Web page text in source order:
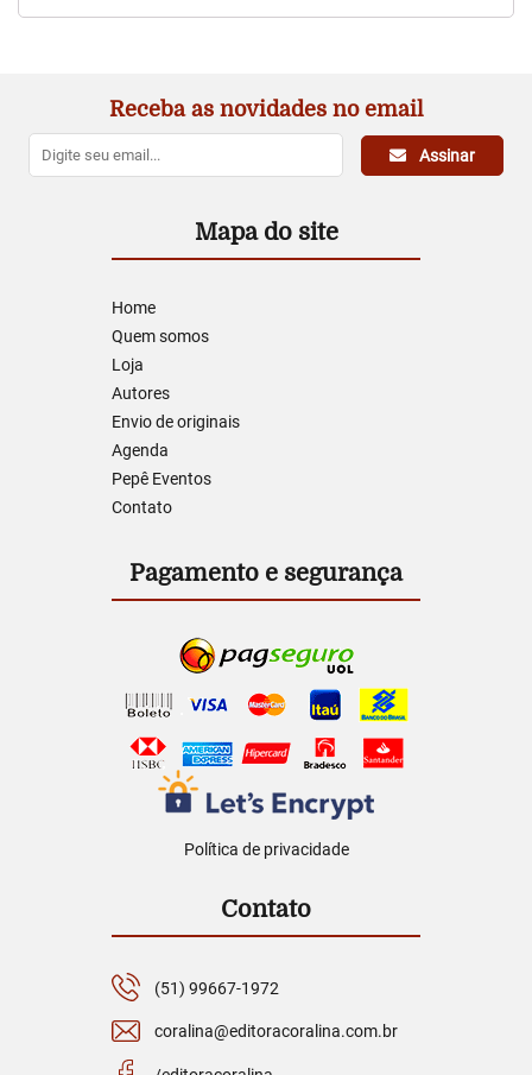
Receba as novidades no email
Assinar
Mapa do site
Home
Quem somos
Loja
Autores
Envio de originais
Agenda
Pepê Eventos
Contato
Pagamento e segurança
Política de privacidade
Contato
(51) 99667-1972
coralina@editoracoralina.com.br